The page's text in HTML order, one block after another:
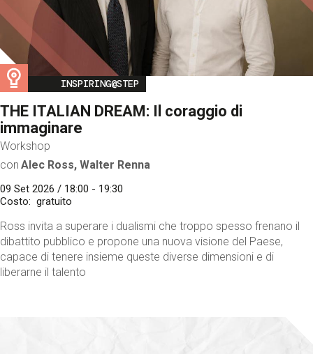
Image
INSPIRING@STEP
THE ITALIAN DREAM: Il coraggio di
immaginare
Workshop
con Alec Ross, Walter Renna
09 Set 2026 / 18:00 - 19:30
Costo
gratuito
Ross invita a superare i dualismi che troppo spesso frenano il
dibattito pubblico e propone una nuova visione del Paese,
capace di tenere insieme queste diverse dimensioni e di
liberarne il talento